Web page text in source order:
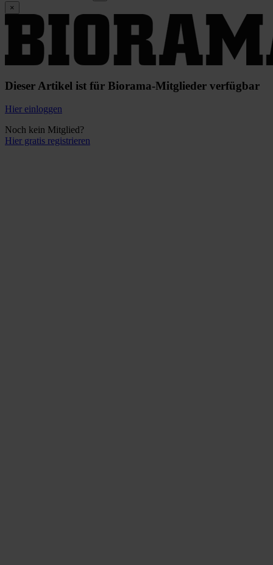
×
Dieser Artikel ist für Biorama-Mitglieder verfügbar
Hier einloggen
Noch kein Mitglied?
Hier gratis registrieren